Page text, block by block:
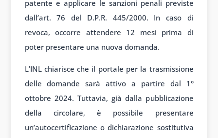
patente e applicare le sanzioni penali previste
dall’art. 76 del D.P.R. 445/2000. In caso di
revoca, occorre attendere 12 mesi prima di
poter presentare una nuova domanda.
L’INL chiarisce che il portale per la trasmissione
delle domande sarà attivo a partire dal 1°
ottobre 2024. Tuttavia, già dalla pubblicazione
della circolare, è possibile presentare
un’autocertificazione o dichiarazione sostitutiva